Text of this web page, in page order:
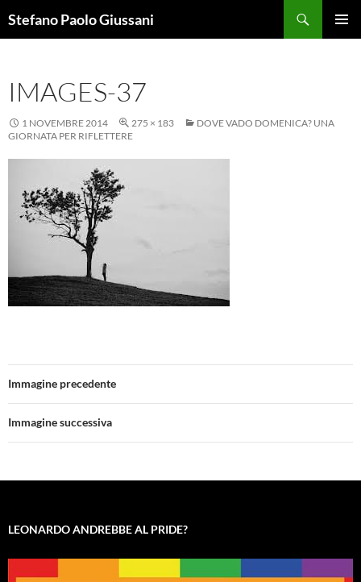
alStefano Paolo Giussani
IMAGES-37
1 NOVEMBRE 2014 275 × 183
DOVE VADO DOMENICA? UNA
GIORNATA PER RIFLETTERE
Immagine precedente
Immagine successiva
LEONARDO ANDREBBE AL PRIDE?